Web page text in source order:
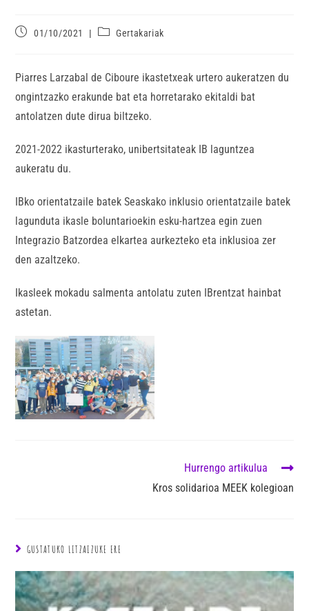
01/10/2021 Gertakariak
Piarres Larzabal de Ciboure ikastetxeak urtero aukeratzen du
ongintzazko erakunde bat eta horretarako ekitaldi bat
antolatzen dute dirua biltzeko.
2021-2022 ikasturterako, unibertsitateak IB laguntzea
aukeratu du.
IBko orientatzaile batek Seaskako inklusio orientatzaile batek
lagunduta ikasle boluntarioekin esku-hartzea egin zuen
Integrazio Batzordea elkartea aurkezteko eta inklusioa zer
den azaltzeko.
Ikasleek mokadu salmenta antolatu zuten IBrentzat hainbat
astetan.
Hurrengo artikulua
Kros solidarioa MEEK kolegioan
GUSTATUKO LITZAIZUKE ERE